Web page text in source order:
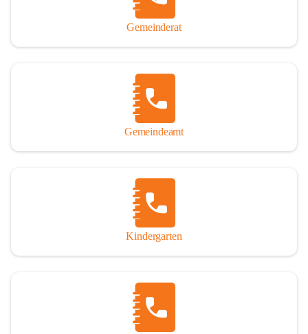
Gemeinderat
Gemeindeamt
Kindergarten